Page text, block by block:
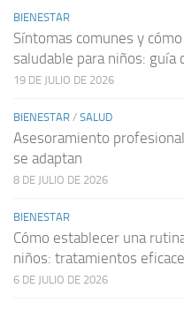
BIENESTAR
Síntomas comunes y
saludable para niños: guía
19 DE JULIO DE 2026
BIENESTAR / SALUD
Asesoramiento
se adaptan
8 DE JULIO DE 2026
BIENESTAR
Cómo establecer una
niños: tratamientos
6 DE JULIO DE 2026